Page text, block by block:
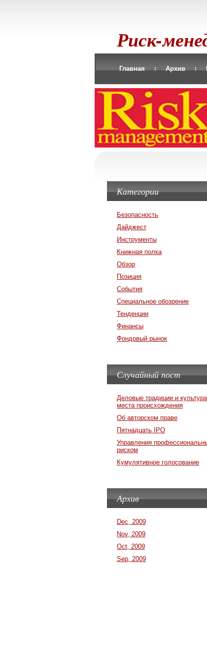
Риск-
Главная Архив
Категории
Безопасность
Дайджест
Инструменты
Книжная полка
Обзор
Позиция
События
Специальное обозрение
Тенденции
Финансы
Фондовый рынок
Случайный пост
Деловые традиции и культура
места происхождения
Об авторском праве
Пятнадцать IPO
Управления
риском
Кумулятивное голосование
Архив
Dec, 2009
Nov, 2009
Oct, 2009
Sep, 2009